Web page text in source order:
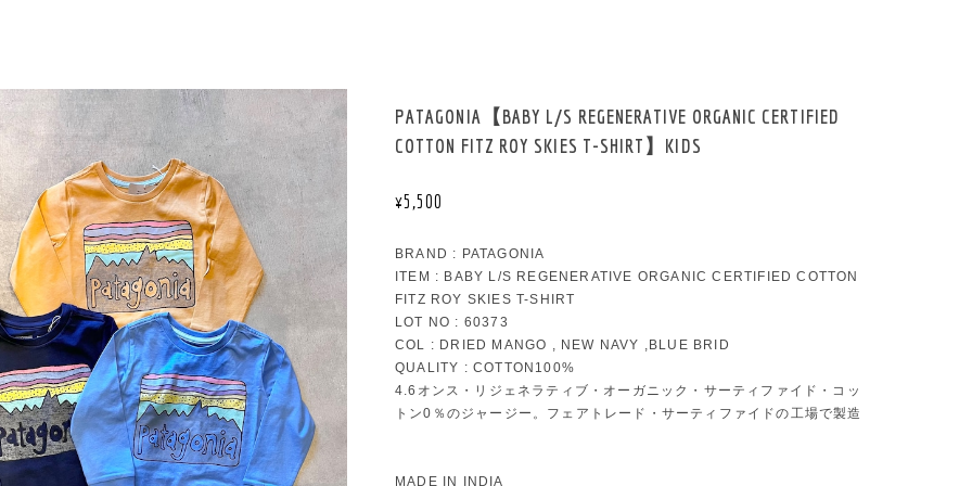
PATAGONIA【BABY L/S REGENERATIVE ORGANIC CERTIFIED
COTTON FITZ ROY SKIES T-SHIRT】KIDS
¥5,500
BRAND : PATAGONIA
ITEM : BABY L/S REGENERATIVE ORGANIC CERTIFIED COTTON
FITZ ROY SKIES T-SHIRT
LOT NO : 60373
COL : DRIED MANGO , NEW NAVY ,BLUE BRID
QUALITY : COTTON100%
4.6オンス・リジェネラティブ・オーガニック・サーティファイド・コッ
トン0％のジャージー。フェアトレード・サーティファイドの工場で製造
MADE IN INDIA